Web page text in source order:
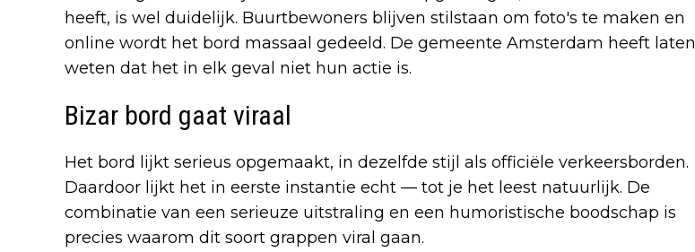
heeft, is wel duidelijk. Buurtbewoners blijven stilstaan om foto's te maken en
online wordt het bord massaal gedeeld. De gemeente Amsterdam heeft laten
weten dat het in elk geval niet hun actie is.
Bizar bord gaat viraal
Het bord lijkt serieus opgemaakt, in dezelfde stijl als officiële verkeersborden.
Daardoor lijkt het in eerste instantie echt — tot je het leest natuurlijk. De
combinatie van een serieuze uitstraling en een humoristische boodschap is
precies waarom dit soort grappen viral gaan.